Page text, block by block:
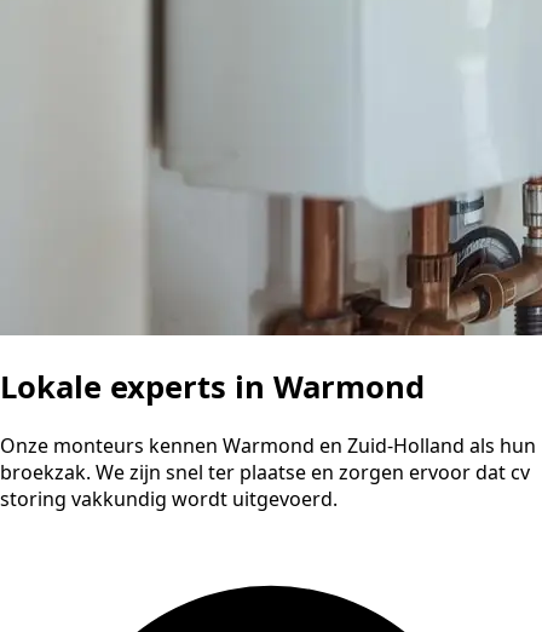
Lokale experts in Warmond
Onze monteurs kennen Warmond en Zuid-Holland als hun
broekzak. We zijn snel ter plaatse en zorgen ervoor dat cv
storing vakkundig wordt uitgevoerd.